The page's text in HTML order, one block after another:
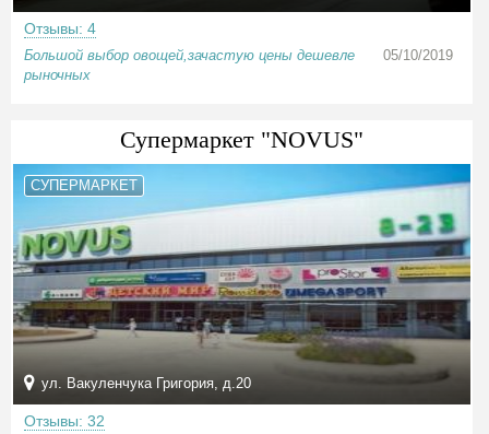
Отзывы: 4
Большой выбор овощей,зачастую цены дешевле
рыночных
05/10/2019
Супермаркет "NOVUS"
СУПЕРМАРКЕТ
ул. Вакуленчука Григория, д.20
Отзывы: 32